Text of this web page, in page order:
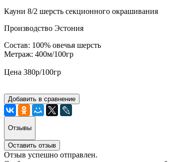
Кауни 8/2 шерсть секционного окрашивания
Производство Эстония
Состав: 100% овечья шерсть
Метраж: 400м/100гр
Цена 380р/100гр
Добавить в сравнение
Отзывы
Оставить отзыв
Отзыв успешно отправлен.